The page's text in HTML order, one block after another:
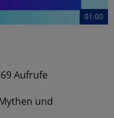
01:00
Aufrufe
und